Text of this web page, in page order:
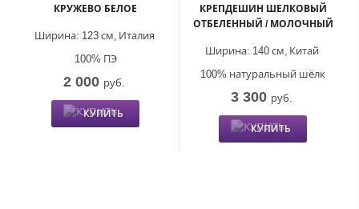
КРУЖЕВО БЕЛОЕ
Италия
Ширина: 123 см,
100% ПЭ
2 000 руб.
КУПИТЬ
КРЕПДЕШИН ШЕЛКОВЫЙ
ОТБЕЛЕННЫЙ / МОЛОЧНЫЙ
Китай
Ширина: 140 см,
100% натуральный шёлк
3 300 руб.
КУПИТЬ